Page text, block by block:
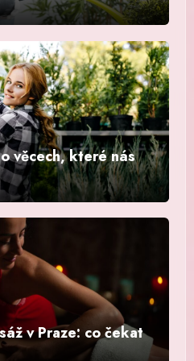
věcech, které nás
v Praze: co čekat